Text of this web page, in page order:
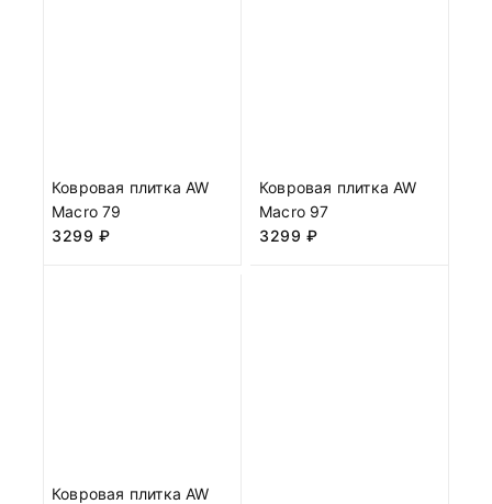
Ковровая плитка AW
Macro 79
3299 ₽
Ковровая плитка AW
Macro 97
3299 ₽
Ковровая плитка AW